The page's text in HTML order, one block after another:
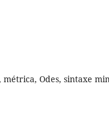
Odes, sintaxe